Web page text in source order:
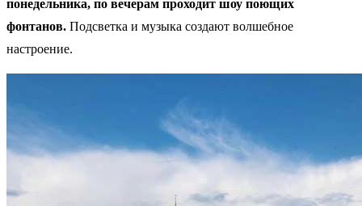
понедельника, по вечерам проходит шоу поющих
фонтанов. Подсветка и музыка создают волшебное
настроение.